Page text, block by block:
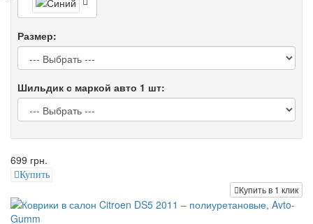
Размер:
Шильдик с маркой авто 1 шт:
699 грн.
Купить
Купить в 1 клик